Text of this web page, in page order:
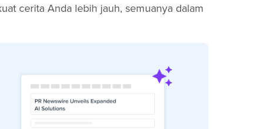
cerita Anda lebih jauh, semuanya dalam